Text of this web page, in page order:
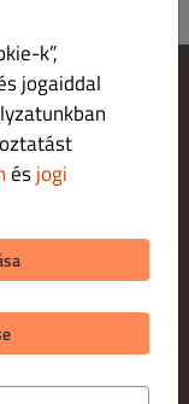
k”,
jogaiddal
ésjogi